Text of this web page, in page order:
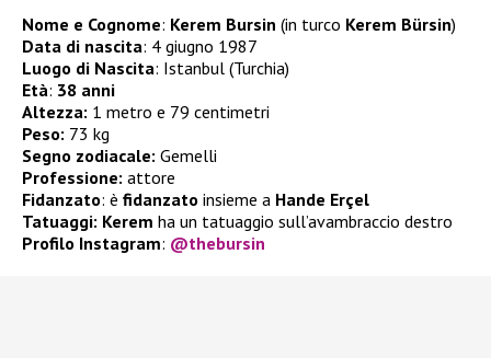
Nome e Cognome: Kerem Bursin (in turco Kerem Bürsin)
Data di nascita: 4 giugno 1987
Luogo di Nascita: Istanbul (Turchia)
Età: 38 anni
Altezza: 1 metro e 79 centimetri
Peso: 73 kg
Segno zodiacale: Gemelli
Professione: attore
Fidanzato: è fidanzato insieme a Hande Erçel
Tatuaggi: Kerem ha un tatuaggio sull’avambraccio destro
Profilo Instagram: @thebursin